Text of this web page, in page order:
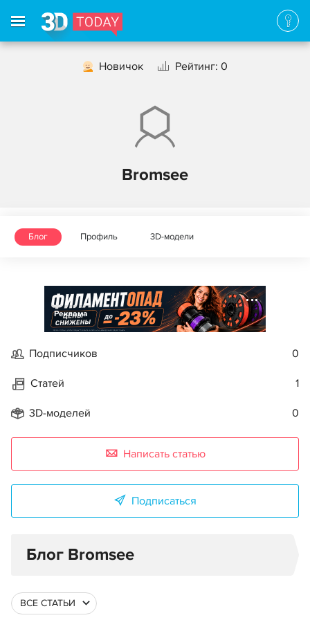
Новичок Рейтинг: 0
Bromsee
Блог Профиль 3D-модели
Реклама
Подписчиков 0
Статей 1
3D-моделей 0
Написать статью
Подписаться
Блог Bromsee
ВСЕ СТАТЬИ